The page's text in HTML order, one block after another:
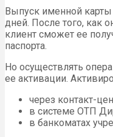
Выпуск именной карты
дней. После того, как
клиент сможет ее
паспорта.
Но осуществлять
ее активации.
через контакт-
в системе ОТП
в банкоматах